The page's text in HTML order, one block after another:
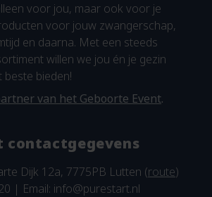
voor jou, maar ook voor je
voor jouw zwangerschap,
en daarna. Met een steeds
willen we jou én je gezin
beste bieden!
van het Geboorte Event.
contactgegevens
Dijk 12a, 7775PB Lutten (route)
| Email: info@purestart.nl